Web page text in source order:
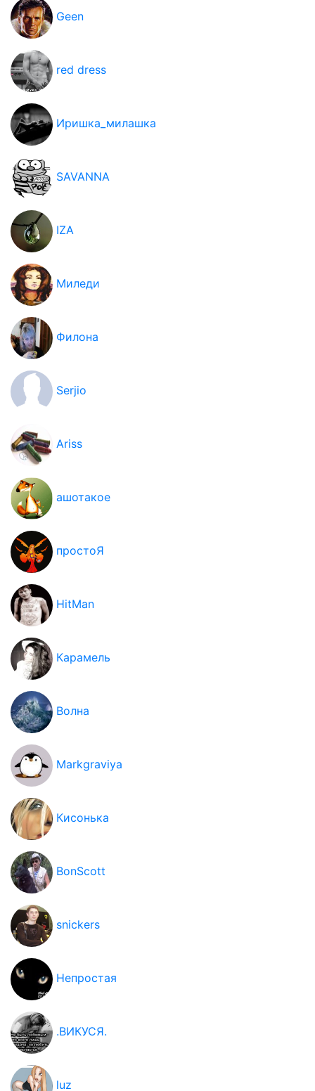
Geen
red dress
Иришка_милашка
SAVANNA
IZA
Миледи
Филона
Serjio
Ariss
ашотакое
простоЯ
HitMan
Карамель
Волна
Markgraviya
Кисонька
BonScott
snickers
Непростая
.ВИКУСЯ.
luz